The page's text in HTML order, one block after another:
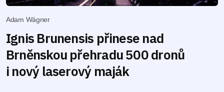
Adam Wágner
Ignis Brunensis přinese nad
Brněnskou přehradu 500 dronů
i nový laserový maják